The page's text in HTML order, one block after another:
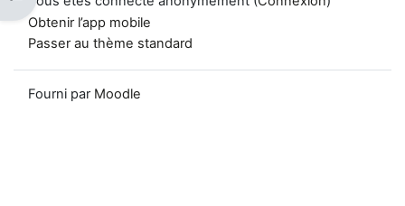
Obtenir l’app mobile
Passer au thème standard
Fourni par Moodle